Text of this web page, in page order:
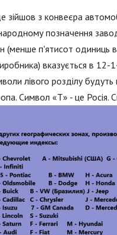
зійшов з конвеєра
позначення
п'ятисот одиниць
вказується в
лівого розділу
Символ «T» - це Росія.